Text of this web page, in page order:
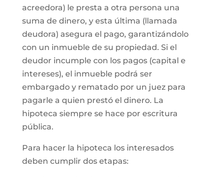
acreedora) le presta a otra persona una
suma de dinero, y esta última (llamada
deudora) asegura el pago, garantizándolo
con un inmueble de su propiedad. Si el
deudor incumple con los pagos (capital e
intereses), el inmueble podrá ser
embargado y rematado por un juez para
pagarle a quien prestó el dinero. La
hipoteca siempre se hace por escritura
pública.
Para hacer la hipoteca los interesados
deben cumplir dos etapas: